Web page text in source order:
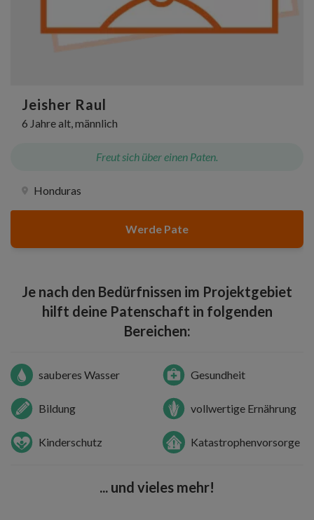
Jeisher Raul
6 Jahre alt, männlich
Freut sich über einen Paten.
Honduras
Werde Pate
Je nach den Bedürfnissen im Projektgebiet
hilft deine Patenschaft in folgenden
Bereichen:
sauberes Wasser Gesundheit
Bildung vollwertige Ernährung
Kinderschutz Katastrophenvorsorge
... und vieles mehr!